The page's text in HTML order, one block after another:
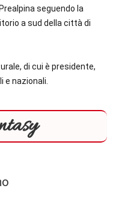
seguendo la
a sud della città di
di cui è presidente,
e nazionali.